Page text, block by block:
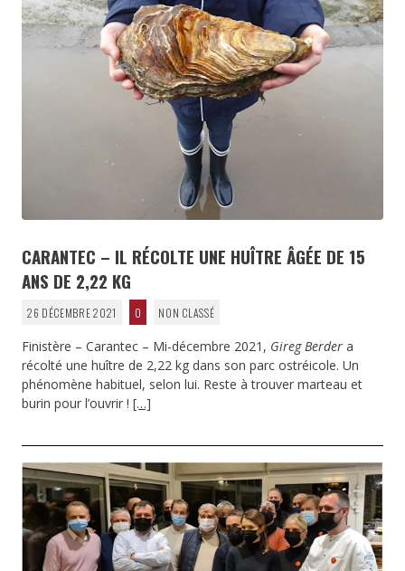
CARANTEC – IL RÉCOLTE UNE HUÎTRE ÂGÉE DE 15
ANS DE 2,22 KG
26 DÉCEMBRE 2021 0 NON CLASSÉ
Finistère – Carantec – Mi-décembre 2021, Gireg Berder a
récolté une huître de 2,22 kg dans son parc ostréicole. Un
phénomène habituel, selon lui. Reste à trouver marteau et
burin pour l’ouvrir ! […]